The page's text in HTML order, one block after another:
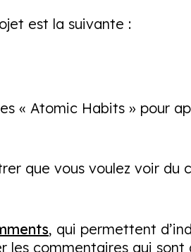
est la suivante :
« Atomic Habits » pour
que vous voulez voir du
, qui permettent
commentaires qui sont